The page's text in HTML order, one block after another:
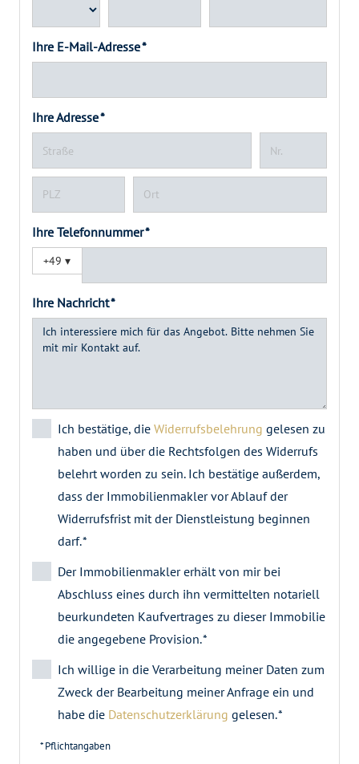
Ihre E-Mail-Adresse *
Ihre Adresse *
Ihre Telefonnummer *
+49 ▾
Ihre Nachricht *
Ich bestätige, die Widerrufsbelehrung gelesen zu
haben und über die Rechtsfolgen des Widerrufs
belehrt worden zu sein. Ich bestätige außerdem,
dass der Immobilienmakler vor Ablauf der
Widerrufsfrist mit der Dienstleistung beginnen
darf. *
Der Immobilienmakler erhält von mir bei
Abschluss eines durch ihn vermittelten notariell
beurkundeten Kaufvertrages zu dieser Immobilie
die angegebene Provision. *
Ich willige in die Verarbeitung meiner Daten zum
Zweck der Bearbeitung meiner Anfrage ein und
habe die Datenschutzerklärung gelesen. *
* Pflichtangaben